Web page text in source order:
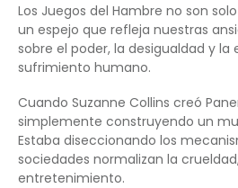
Los Juegos del Hambre no son
un espejo que refleja nuestras
sobre el poder, la desigualdad y
sufrimiento humano.
Cuando Suzanne Collins creó
simplemente construyendo un
Estaba diseccionando los
sociedades normalizan la
entretenimiento.